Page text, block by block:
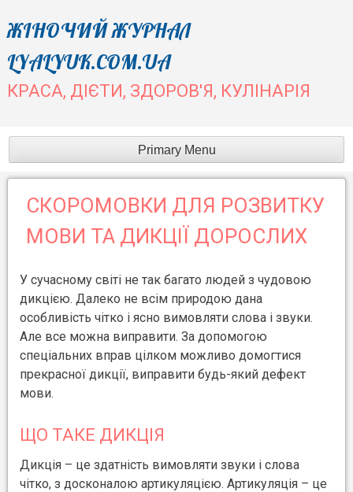
Skip
content
ЖІНОЧИЙ ЖУРНАЛ
LYALYUK.COM.UA
КРАСА, ДІЄТИ, ЗДОРОВ'Я, КУЛІНАРІЯ
Primary Menu
СКОРОМОВКИ ДЛЯ РОЗВИТКУ
МОВИ ТА ДИКЦІЇ ДОРОСЛИХ
У сучасному світі не так багато людей з чудовою
дикцією. Далеко не всім природою дана
особливість чітко і ясно вимовляти слова і звуки.
Але все можна виправити. За допомогою
спеціальних вправ цілком можливо домогтися
прекрасної дикції, виправити будь-який дефект
мови.
ЩО ТАКЕ ДИКЦІЯ
Дикція – це здатність вимовляти звуки і слова
чітко, з досконалою артикуляцією. Артикуляція – це